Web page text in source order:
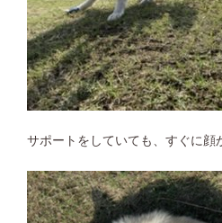
サポートをしていても、すぐに